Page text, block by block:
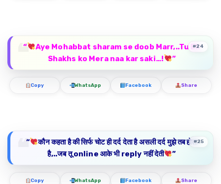
“
Aye Mohabbat sharam se doob Marr,..Tu Ek
Shakhs ko Mera naa kar saki…!
”
#24
Copy WhatsApp Facebook Share
“ कौन कहता है की सिर्फचोटहीदर्ददेता है असली दर्द मुझे तब होता
है,..जब तूonline आके भीreplyनहीं देती ”
#25
Copy WhatsApp Facebook Share